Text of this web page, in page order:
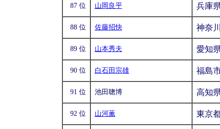
87 位 山岡良平 兵庫
88 位 佐藤招快 神奈
89 位 山本秀夫 愛知
90 位 白石田宗雄 福島
91 位 池田聰博 高知
92 位 山河薫 東京